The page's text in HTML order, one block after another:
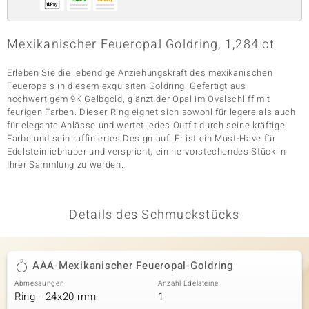
Classics
Mexikanischer Feueropal Goldring, 1,284 ct
Erleben Sie die lebendige Anziehungskraft des mexikanischen
Feueropals in diesem exquisiten Goldring. Gefertigt aus
hochwertigem 9K Gelbgold, glänzt der Opal im Ovalschliff mit
feurigen Farben. Dieser Ring eignet sich sowohl für legere als auch
für elegante Anlässe und wertet jedes Outfit durch seine kräftige
Farbe und sein raffiniertes Design auf. Er ist ein Must-Have für
Edelsteinliebhaber und verspricht, ein hervorstechendes Stück in
Ihrer Sammlung zu werden.
Details des Schmuckstücks
AAA-Mexikanischer Feueropal-Goldring
Abmessungen
Ring - 24x20 mm
Anzahl Edelsteine
1